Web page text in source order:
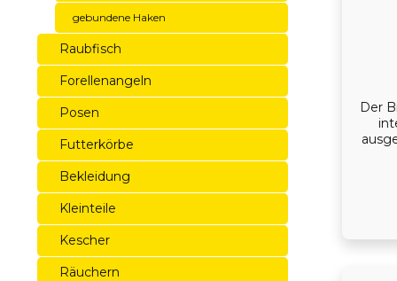
gebundene Haken
Raubfisch
Forellenangeln
Posen
Futterkörbe
Bekleidung
Kleinteile
Kescher
Räuchern
Der